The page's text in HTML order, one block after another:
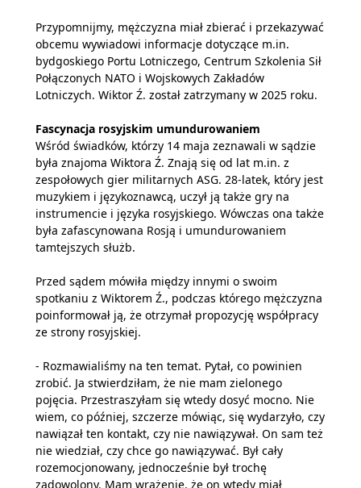
Przypomnijmy, mężczyzna miał zbierać i przekazywać
obcemu wywiadowi informacje dotyczące m.in.
bydgoskiego Portu Lotniczego, Centrum Szkolenia Sił
Połączonych NATO i Wojskowych Zakładów
Lotniczych. Wiktor Ź. został zatrzymany w 2025 roku.
Fascynacja rosyjskim umundurowaniem
Wśród świadków, którzy 14 maja zeznawali w sądzie
była znajoma Wiktora Ź. Znają się od lat m.in. z
zespołowych gier militarnych ASG. 28-latek, który jest
muzykiem i językoznawcą, uczył ją także gry na
instrumencie i języka rosyjskiego. Wówczas ona także
była zafascynowana Rosją i umundurowaniem
tamtejszych służb.
Przed sądem mówiła między innymi o swoim
spotkaniu z Wiktorem Ź., podczas którego mężczyzna
poinformował ją, że otrzymał propozycję współpracy
ze strony rosyjskiej.
- Rozmawialiśmy na ten temat. Pytał, co powinien
zrobić. Ja stwierdziłam, że nie mam zielonego
pojęcia. Przestraszyłam się wtedy dosyć mocno. Nie
wiem, co później, szczerze mówiąc, się wydarzyło, czy
nawiązał ten kontakt, czy nie nawiązywał. On sam też
nie wiedział, czy chce go nawiązywać. Był cały
rozemocjonowany, jednocześnie był trochę
zadowolony. Mam wrażenie, że on wtedy miał